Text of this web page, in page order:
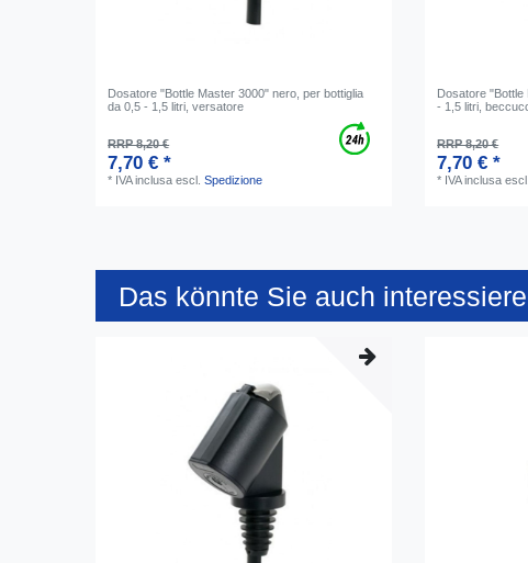
Dosatore "Bottle Master 3000" nero, per bottiglia
da 0,5 - 1,5 litri, versatore
RRP 8,20 €
7,70 € *
* IVA inclusa escl.Spedizione
Dosatore "Bottle
- 1,5 litri,
RRP 8,20 €
7,70 € *
* IVA inclusa
Das könnte Sie auch